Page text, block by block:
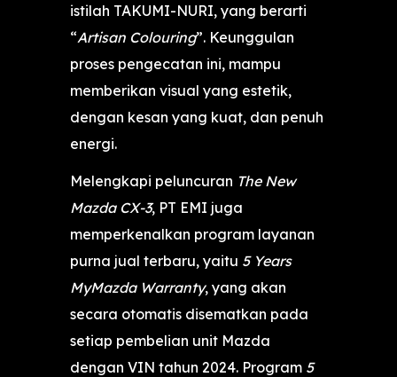
istilah TAKUMI-NURI, yang berarti
“Artisan Colouring”. Keunggulan
proses pengecatan ini, mampu
memberikan visual yang estetik,
dengan kesan yang kuat, dan penuh
energi.
Melengkapi peluncuran The New
Mazda CX-3, PT EMI juga
memperkenalkan program layanan
purna jual terbaru, yaitu 5 Years
MyMazda Warranty, yang akan
secara otomatis disematkan pada
setiap pembelian unit Mazda
dengan VIN tahun 2024. Program 5